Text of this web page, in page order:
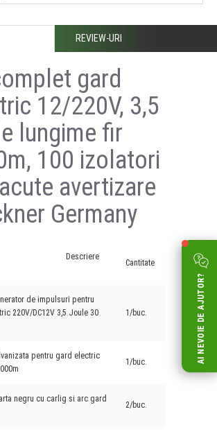
REVIEW-URI
gard
12/220V, 3,5
lungime fir
100 izolatori
avertizare
Germany
Cantitate
de impulsuri pentru
220V/DC12V 3,5 Joule 30
1/buc.
pentru gard electric
1/buc.
negru cu carlig si arc gard
2/buc.
AI NEVOIE DE AJUTOR?